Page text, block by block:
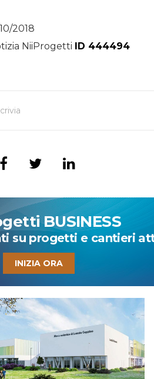
2018
NiiProgetti ID 444494
BUSINESS
su progetti e cantieri
INIZIA ORA